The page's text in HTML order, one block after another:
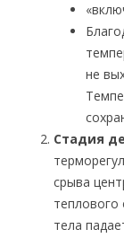
не
Стадия
срыва
теплового
тела